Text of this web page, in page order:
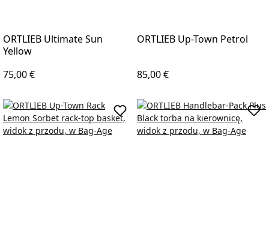
ORTLIEB Ultimate Sun
Yellow
Regular price:
75,00 €
ORTLIEB Up-Town Petrol
Regular price:
85,00 €